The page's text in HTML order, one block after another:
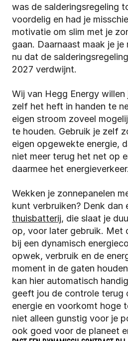
was de salderingsregeling
voordelig en had je
motivatie om slim met je
gaan. Daarnaast maak je je
nu dat de
2027 verdwijnt.
Wij van Hegg Energy
zelf het heft in handen te
eigen stroom zoveel
te houden. Gebruik je zelf
eigen opgewekte energie,
niet meer terug het net op
daarmee het energieverkeer.
Wekken je zonnepanelen
thuisbatterij, die slaat je
op, voor later gebruik. Met
bij een dynamisch
opwek, verbruik en de
moment in de gaten
kan hier automatisch
geeft jou de controle terug
energie en voorkomt hoge
niet alleen gunstig voor je
ook goed voor de planeet